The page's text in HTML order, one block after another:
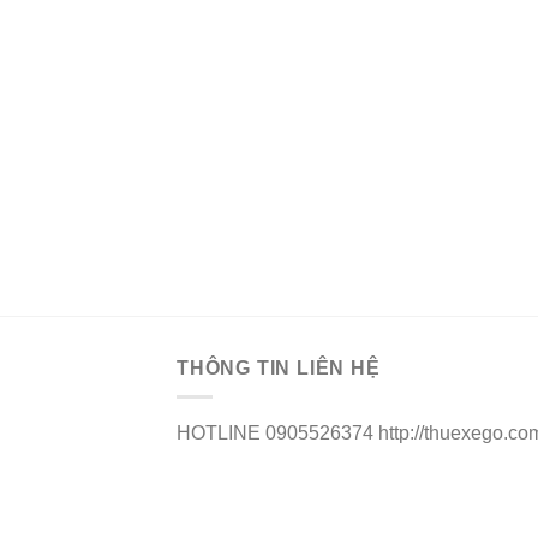
THÔNG TIN LIÊN HỆ
HOTLINE 0905526374 http://